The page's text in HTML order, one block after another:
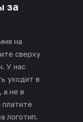
за
на
сверху
У нас
уходит в
а не в
логотип.